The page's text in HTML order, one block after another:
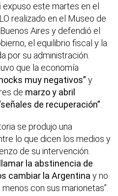
expuso este martes en el
realizado en el Museo de
Aires y defendió el
el equilibrio fiscal y la
por su administración.
que la economía
muy negativos” y
de marzo y abril
de recuperación”
se produjo una
lo que dicen los medios y
de su intervención.
la abstinencia de
cambiar la Argentina y no
con sus marionetas”.